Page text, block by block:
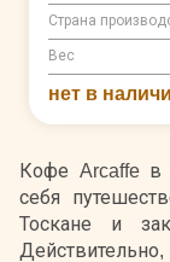
Кофе Arcaffe в
себя
Тоскане и
Действительно,
Страна
Вес
нет в